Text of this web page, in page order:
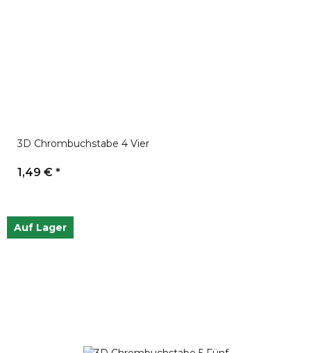
3D Chrombuchstabe 4 Vier
1,49 € *
Auf Lager